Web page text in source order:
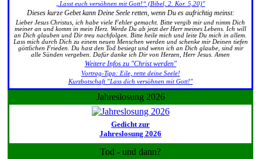
„Lasst euch versöhnen mit Gott!“ (Bibel, 2. Kor. 5,20)"
Dieses kurze Gebet kann Deine Seele retten, wenn Du es aufrichtig meinst:
Lieber Jesus Christus, ich habe viele Fehler gemacht. Bitte vergib mir und nimm Dich
meiner an und komm in mein Herz. Werde Du ab jetzt der Herr meines Lebens. Ich will
an Dich glauben und Dir treu nachfolgen. Bitte heile mich und leite Du mich in allem.
Lass mich durch Dich zu einem neuen Menschen werden und schenke mir Deinen tiefen
göttlichen Frieden. Du hast den Tod besiegt und wenn ich an Dich glaube, sind mir
alle Sünden vergeben. Dafür danke ich Dir von Herzen, Herr Jesus. Amen
Weitere Infos zu "Christ werden"
Vortrag-Tipp: Eile, rette deine Seele!
Kurzbotschaft "Lass dich versöhnen mit Gott!"
Jahreslosung 2026
Gedicht zur
Jahreslosung 2026
Tod - und dann?